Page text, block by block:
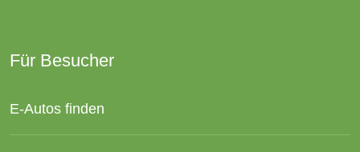
Für Besucher
E-Autos finden